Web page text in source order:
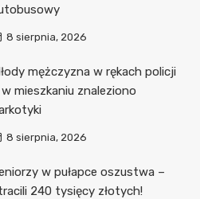
8 sierpnia, 2026
mężczyzna w rękach policji
mieszkaniu znaleziono
8 sierpnia, 2026
w pułapce oszustwa –
240 tysięcy złotych!